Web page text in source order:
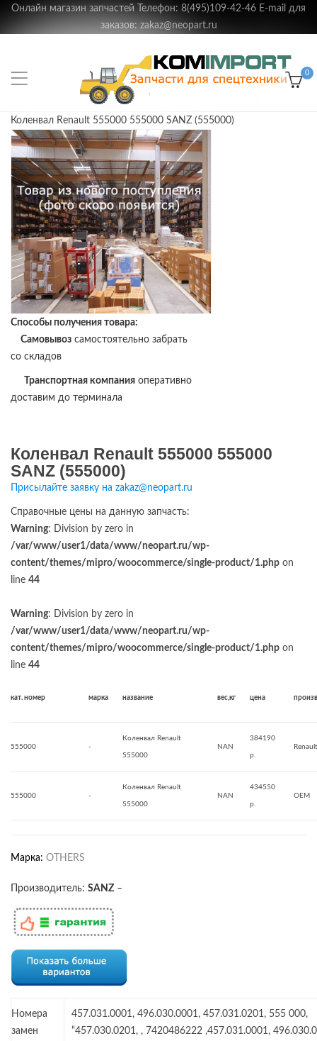
Онлайн магазин запчастей Телефон: 8(495)109-42-46 E-mail для
заказов: zakaz@neopart.ru
0
Коленвал Renault 555000 555000 SANZ (555000)
Способы получения товара:
Самовывоз самостоятельно забрать
со складов
Транспортная компания оперативно
доставим до терминала
Коленвал Renault 555000 555000
SANZ (555000)
Присылайте заявку на zakaz@neopart.ru
Справочные цены на данную запчасть:
Warning: Division by zero in
/var/www/user1/data/www/neopart.ru/wp-
content/themes/mipro/woocommerce/single-product/1.php on
line 44
Warning: Division by zero in
/var/www/user1/data/www/neopart.ru/wp-
content/themes/mipro/woocommerce/single-product/1.php on
line 44
кат. номер марка название вес,кг цена
555000 -
Коленвал Renault
555000
NAN
384190
р.
Renault
555000 -
Коленвал Renault
555000
NAN
434550
р.
OEM
Марка: OTHERS
Производитель: SANZ –
Номера
замен
457.031.0001, 496.030.0001, 457.031.0201, 555 000,
“457.030.0201, , 7420486222 ,457.031.0001,